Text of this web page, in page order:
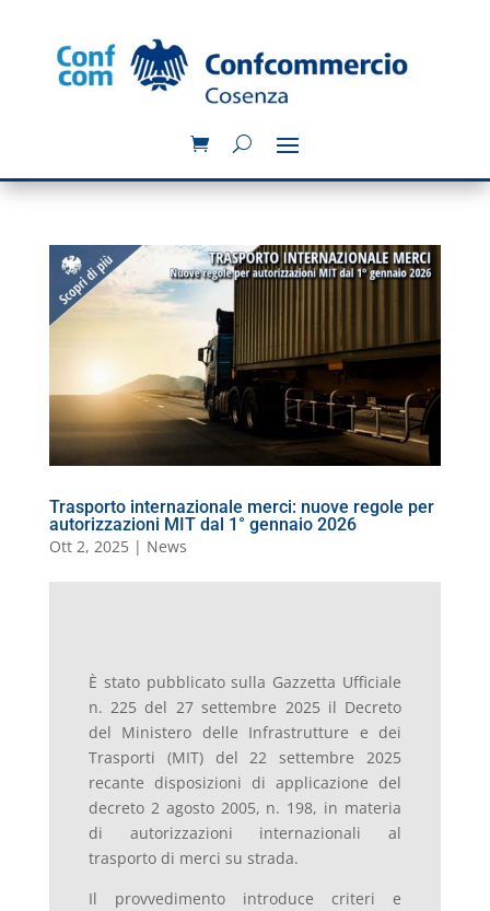
Trasporto internazionale merci: nuove regole per
autorizzazioni MIT dal 1° gennaio 2026
Ott 2, 2025| News
È stato pubblicato sulla Gazzetta Ufficiale
n. 225 del 27 settembre 2025 il Decreto
del Ministero delle Infrastrutture e dei
Trasporti (MIT) del 22 settembre 2025
recante disposizioni di applicazione del
decreto 2 agosto 2005, n. 198, in materia
di autorizzazioni internazionali al
trasporto di merci su strada.
Il provvedimento introduce criteri e